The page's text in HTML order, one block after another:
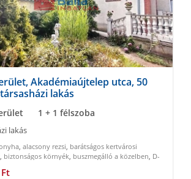
Akadémiaújtelep utca, 50
lakás
1 + 1 félszoba
lakás
, alacsony rezsi, barátságos kertvárosi
, biztonságos környék, buszmegálló a közelben, D-